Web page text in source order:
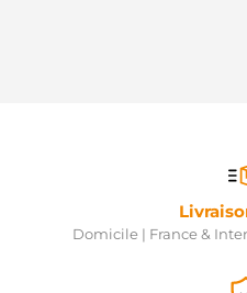
Domicile | France &